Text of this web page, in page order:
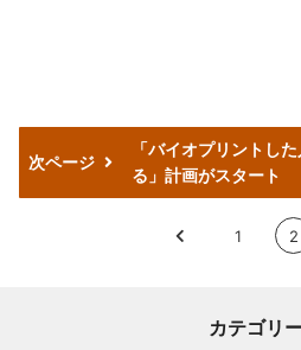
次ページ
「バイオプリントし
る」計画がスタート
< 1 2
カテゴリ